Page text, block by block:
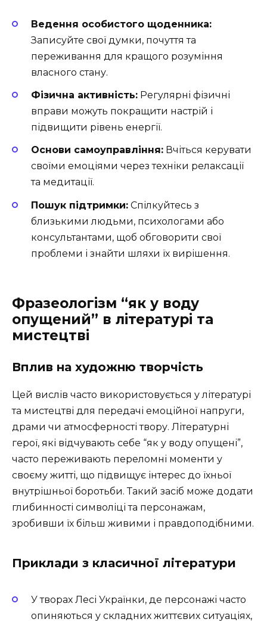
Ведення особистого щоденника:
Записуйте свої думки, почуття та
переживання для кращого розуміння
власного стану.
Фізична активність: Регулярні фізичні
вправи можуть покращити настрій і
підвищити рівень енергії.
Основи самоуправління: Вчіться керувати
своїми емоціями через техніки релаксації
та медитації.
Пошук підтримки: Спілкуйтесь з
близькими людьми, психологами або
консультантами, щоб обговорити свої
проблеми і знайти шляхи їх вирішення.
Фразеологізм “як у воду
опущений” в літературі та
мистецтві
Вплив на художню творчість
Цей вислів часто використовується у літературі
та мистецтві для передачі емоційної напруги,
драми чи атмосферності твору. Літературні
герої, які відчувають себе “як у воду опущені”,
часто переживають переломні моменти у
своєму житті, що підвищує інтерес до їхньої
внутрішньої боротьби. Такий засіб може додати
глибинності символіці та персонажам,
зробивши їх більш живими і правдоподібними.
Приклади з класичної літератури
У творах Лесі Українки, де персонажі часто
опиняються у складних життєвих ситуаціях,